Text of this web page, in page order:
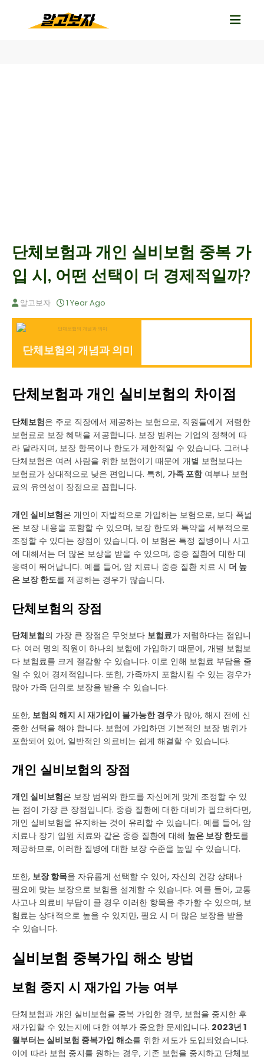
단체보험과 개인 실비보험 중복 가
입 시, 어떤 선택이 더 경제적일까?
알고보자 1 Year Ago
단체보험의 개념과 의미
단체보험과 개인 실비보험의 차이점
단체보험은 주로 직장에서 제공하는 보험으로, 직원들에게 저렴한
보험료로 보장 혜택을 제공합니다. 보장 범위는 기업의 정책에 따
라 달라지며, 보장 항목이나 한도가 제한적일 수 있습니다. 그러나
단체보험은 여러 사람을 위한 보험이기 때문에 개별 보험보다는
보험료가 상대적으로 낮은 편입니다. 특히, 가족 포함여부나 보험
료의 유연성이 장점으로 꼽힙니다.
개인 실비보험은 개인이 자발적으로 가입하는 보험으로, 보다 폭넓
은 보장 내용을 포함할 수 있으며, 보장 한도와 특약을 세부적으로
조정할 수 있다는 장점이 있습니다. 이 보험은 특정 질병이나 사고
에 대해서는 더 많은 보상을 받을 수 있으며, 중증 질환에 대한 대
응력이 뛰어납니다. 예를 들어, 암 치료나 중증 질환 치료 시 더 높
은 보장 한도를 제공하는 경우가 많습니다.
단체보험의 장점
단체보험의 가장 큰 장점은 무엇보다 보험료가 저렴하다는 점입니
다. 여러 명의 직원이 하나의 보험에 가입하기 때문에, 개별 보험보
다 보험료를 크게 절감할 수 있습니다. 이로 인해 보험료 부담을 줄
일 수 있어 경제적입니다. 또한, 가족까지 포함시킬 수 있는 경우가
많아 가족 단위로 보장을 받을 수 있습니다.
또한, 보험의 해지 시 재가입이 불가능한 경우가 많아, 해지 전에 신
중한 선택을 해야 합니다. 보험에 가입하면 기본적인 보장 범위가
포함되어 있어, 일반적인 의료비는 쉽게 해결할 수 있습니다.
개인 실비보험의 장점
개인 실비보험은 보장 범위와 한도를 자신에게 맞게 조정할 수 있
는 점이 가장 큰 장점입니다. 중증 질환에 대한 대비가 필요하다면,
개인 실비보험을 유지하는 것이 유리할 수 있습니다. 예를 들어, 암
치료나 장기 입원 치료와 같은 중증 질환에 대해 높은 보장 한도를
제공하므로, 이러한 질병에 대한 보장 수준을 높일 수 있습니다.
또한, 보장 항목을 자유롭게 선택할 수 있어, 자신의 건강 상태나
필요에 맞는 보장으로 보험을 설계할 수 있습니다. 예를 들어, 교통
사고나 의료비 부담이 클 경우 이러한 항목을 추가할 수 있으며, 보
험료는 상대적으로 높을 수 있지만, 필요 시 더 많은 보장을 받을
수 있습니다.
실비보험 중복가입 해소 방법
보험 중지 시 재가입 가능 여부
단체보험과 개인 실비보험을 중복 가입한 경우, 보험을 중지한 후
재가입할 수 있는지에 대한 여부가 중요한 문제입니다. 2023년 1
월부터는 실비보험 중복가입 해소를 위한 제도가 도입되었습니다.
이에 따라 보험 중지를 원하는 경우, 기존 보험을 중지하고 단체보